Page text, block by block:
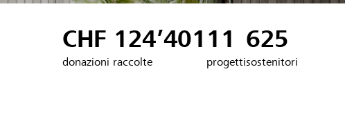
CHF 124’401
donazioni raccolte
11
progetti
625
sostenitori